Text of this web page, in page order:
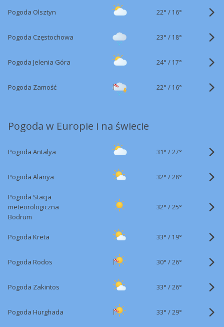
Pogoda Olsztyn 22° / 16°
Pogoda Częstochowa 23° / 18°
Pogoda Jelenia Góra 24° / 17°
Pogoda Zamość 22° / 16°
Pogoda w Europie i na świecie
Pogoda Antalya 31° /27°
Pogoda Alanya 32° /28°
Pogoda Stacja
meteorologiczna
Bodrum
32° /25°
Pogoda Kreta 33° / 19°
Pogoda Rodos 30° /26°
Pogoda Zakintos 33° /26°
Pogoda Hurghada 33° /29°